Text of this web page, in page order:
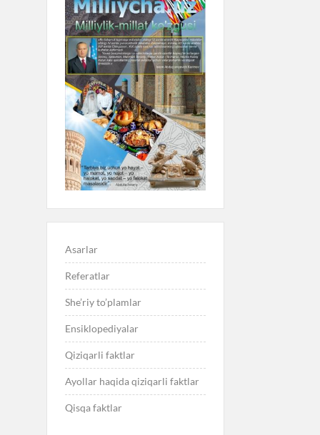
Asarlar
Referatlar
She’riy to’plamlar
Ensiklopediyalar
Qiziqarli faktlar
Ayollar haqida qiziqarli faktlar
Qisqa faktlar